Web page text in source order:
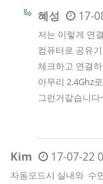
혜성 17-
저는 이렇게 연
컴퓨터로 공유
체크하고 연결
아무리 2.4Ghz
그런거같습니다
Kim 17-07-22
자동모드시 실내와 수